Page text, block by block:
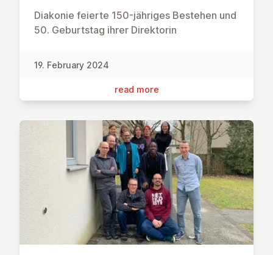
Diakonie feierte 150-jähriges Bestehen und
50. Geburtstag ihrer Direktorin
19. February 2024
read more